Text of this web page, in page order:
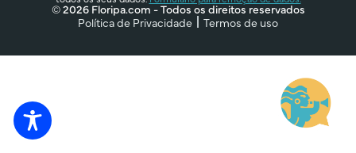
© 2026 Floripa.com - Todos os direitos reservados
Política de Privacidade
Termos de uso